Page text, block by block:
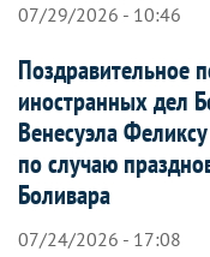
07/29/2026 - 10:46
Поздравительное
иностранных дел
Венесуэла
по случаю
Боливара
07/24/2026 - 17:08